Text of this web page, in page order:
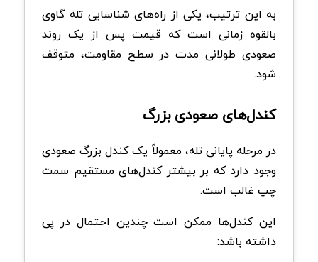
به این ترتیب، یکی از راه‌های شناسایی تله گاوی
بالقوه زمانی است که قیمت پس از یک روند
صعودی طولانی مدت در سطح مقاومت، متوقف
شود.
کندل‌های صعودی بزرگ
در مرحله پایانی تله، معمولاً یک کندل بزرگ صعودی
وجود دارد که بر بیشتر کندل‌های مستقیم سمت
چپ غالب است.
این کندل‌ها ممکن است چندین احتمال در پی
داشته باشد: